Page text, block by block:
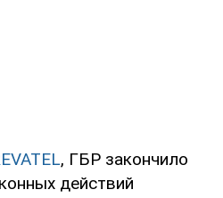
, ГБР закончило
действий